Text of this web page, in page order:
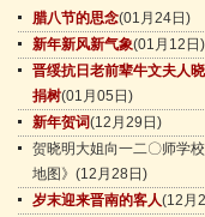
腊八节的思念(01月24日)
新年新风新气象(01月12日)
晋绥抗日老前辈牛文夫人
捐树(01月05日)
新年贺词(12月29日)
贺晓明大姐向一二〇师学
地图》 (12月28日)
岁末迎来晋南的客人(12月